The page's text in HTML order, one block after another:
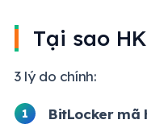
Tại sao
3 lý do chính:
BitLocker mã